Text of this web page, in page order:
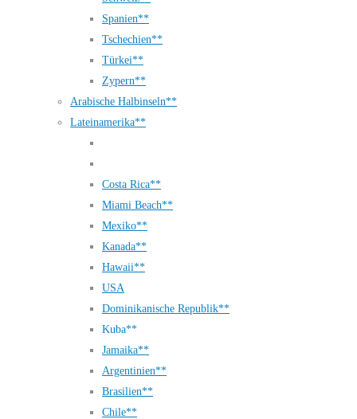
Spanien**
Tschechien**
Türkei**
Zypern**
Arabische Halbinseln**
Lateinamerika**
Costa Rica**
Miami Beach**
Mexiko**
Kanada**
Hawaii**
USA
Dominikanische Republik**
Kuba**
Jamaika**
Argentinien**
Brasilien**
Chile**